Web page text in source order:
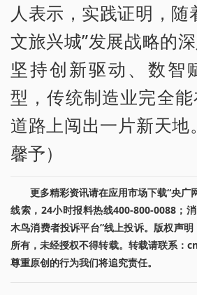
人表示，实践证明，随
文旅兴城”发展战略的
坚持创新驱动、数智
型，传统制造业完全
道路上闯出一片新天地
馨予）
更多精彩资讯请在应用市场下载“央广
线索，24小时报料热线400-800-0088；
木鸟消费者投诉平台”线上投诉。版权声
所有，未经授权不得转载。转载请联系：
尊重原创的行为我们将追究责任。